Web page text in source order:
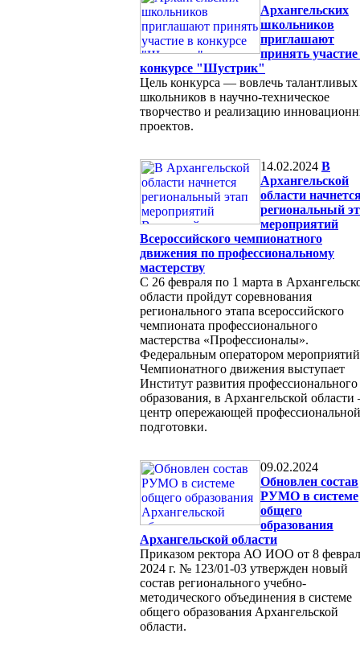
Архангельских
школьников
приглашают
принять
конкурсе "Шустрик"
Цель конкурса — вовлечь талантливых
школьников в научно-техническое
творчество и реализацию
проектов.
14.02.2024 В
Архангельской
области
региональный
мероприятий
Всероссийского чемпионатного
движения по профессиональному
мастерству
С 26 февраля по 1 марта в
области пройдут соревнования
регионального этапа всероссийского
чемпионата профессионального
мастерства «Профессионалы».
Федеральным оператором мероприятий
Чемпионатного движения выступает
Институт развития профессионального
образования, в Архангельской области
центр опережающей профессиональной
подготовки.
09.02.2024
Обновлен состав
РУМО в системе
общего
образования
Архангельской области
Приказом ректора АО ИОО от 8
2024 г. № 123/01-03 утвержден новый
состав регионального учебно-
методического объединения в системе
общего образования Архангельской
области.